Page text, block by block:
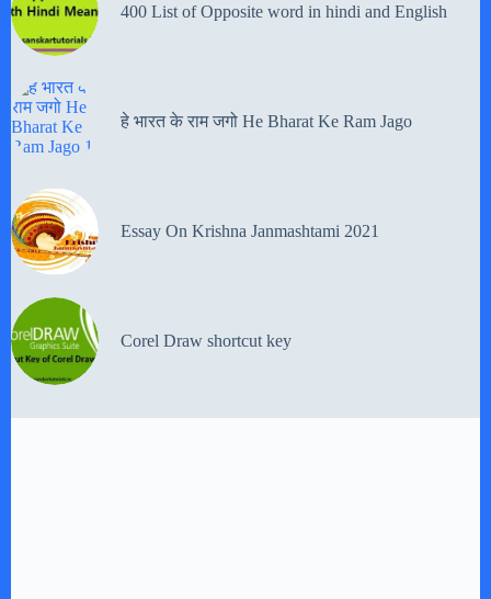
400 List of Opposite word in hindi and English
हे भारत के राम जगो He Bharat Ke Ram Jago
Essay On Krishna Janmashtami 2021
Corel Draw shortcut key